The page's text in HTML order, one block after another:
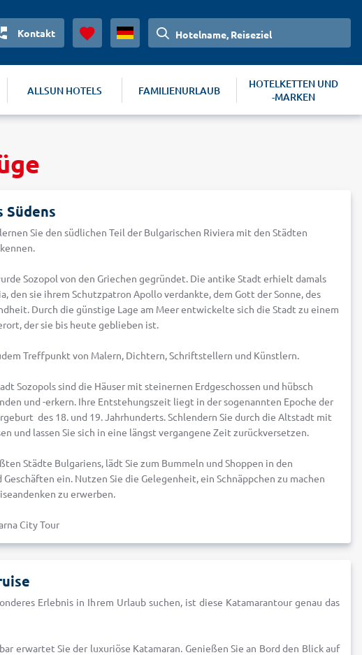
Kontakt Hotelname, Reiseziel
ALLSUN HOTELS FAMILIENURLAUB
HOTELKETTEN UND
-MARKEN
Südens
Sie den südlichen Teil der Bulgarischen Riviera mit den Städten
Sozopol von den Griechen gegründet. Die antike Stadt erhielt damals
den sie ihrem Schutzpatron Apollo verdankte, dem Gott der Sonne, des
Durch die günstige Lage am Meer entwickelte sich die Stadt zu einem
der sie bis heute geblieben ist.
Treffpunkt von Malern, Dichtern, Schriftstellern und Künstlern.
Sozopols sind die Häuser mit steinernen Erdgeschossen und hübsch
und -erkern. Ihre Entstehungszeit liegt in der sogenannten Epoche der
des 18. und 19. Jahrhunderts. Schlendern Sie durch die Altstadt mit
und lassen Sie sich in eine längst vergangene Zeit zurückversetzen.
Städte Bulgariens, lädt Sie zum Bummeln und Shoppen in den
ein. Nutzen Sie die Gelegenheit, ein Schnäppchen zu machen
zu erwerben.
City Tour
Erlebnis in Ihrem Urlaub suchen, ist diese Katamarantour genau das
erwartet Sie der luxuriöse Katamaran. Genießen Sie an Bord den Blick auf